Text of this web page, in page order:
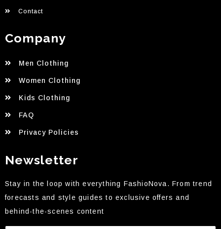
Contact
Company
Men Clothing
Women Clothing
Kids Clothing
FAQ
Privacy Policies
Newsletter
Stay in the loop with everything FashioNova. From trend
forecasts and style guides to exclusive offers and
behind-the-scenes content